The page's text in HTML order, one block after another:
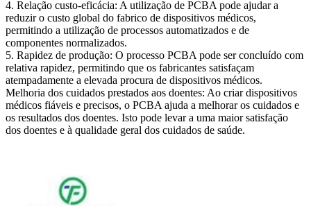
4. Relação custo-eficácia: A utilização de PCBA pode ajudar a
reduzir o custo global do fabrico de dispositivos médicos,
permitindo a utilização de processos automatizados e de
componentes normalizados.
5. Rapidez de produção: O processo PCBA pode ser concluído com
relativa rapidez, permitindo que os fabricantes satisfaçam
atempadamente a elevada procura de dispositivos médicos.
Melhoria dos cuidados prestados aos doentes: Ao criar dispositivos
médicos fiáveis e precisos, o PCBA ajuda a melhorar os cuidados e
os resultados dos doentes. Isto pode levar a uma maior satisfação
dos doentes e à qualidade geral dos cuidados de saúde.